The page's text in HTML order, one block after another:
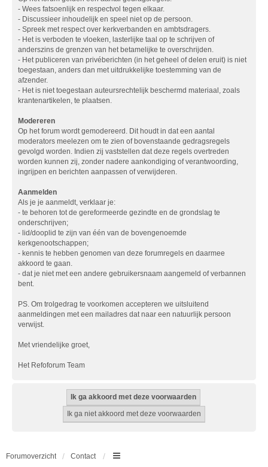
- Wees fatsoenlijk en respectvol tegen elkaar.
- Discussieer inhoudelijk en speel niet op de persoon.
- Spreek met respect over kerkverbanden en ambtsdragers.
- Het is verboden te vloeken, lasterlijke taal op te schrijven of
anderszins de grenzen van het betamelijke te overschrijden.
- Het publiceren van privéberichten (in het geheel of delen eruit) is niet
toegestaan, anders dan met uitdrukkelijke toestemming van de
afzender.
- Het is niet toegestaan auteursrechtelijk beschermd materiaal, zoals
krantenartikelen, te plaatsen.
Modereren
Op het forum wordt gemodereerd. Dit houdt in dat een aantal
moderators meelezen om te zien of bovenstaande gedragsregels
gevolgd worden. Indien zij vaststellen dat deze regels overtreden
worden kunnen zij, zonder nadere aankondiging of verantwoording,
ingrijpen en berichten aanpassen of verwijderen.
Aanmelden
Als je je aanmeldt, verklaar je:
- te behoren tot de gereformeerde gezindte en de grondslag te
onderschrijven;
- lid/dooplid te zijn van één van de bovengenoemde
kerkgenootschappen;
- kennis te hebben genomen van deze forumregels en daarmee
akkoord te gaan.
- dat je niet met een andere gebruikersnaam aangemeld of verbannen
bent.
PS. Om trolgedrag te voorkomen accepteren we uitsluitend
aanmeldingen met een mailadres dat naar een natuurlijk persoon
verwijst.
Met vriendelijke groet,
Het Refoforum Team
Forumoverzicht Contact